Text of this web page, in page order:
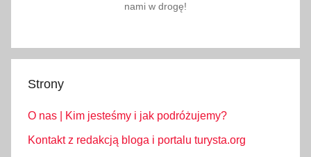
nami w drogę!
Strony
O nas | Kim jesteśmy i jak podróżujemy?
Kontakt z redakcją bloga i portalu turysta.org